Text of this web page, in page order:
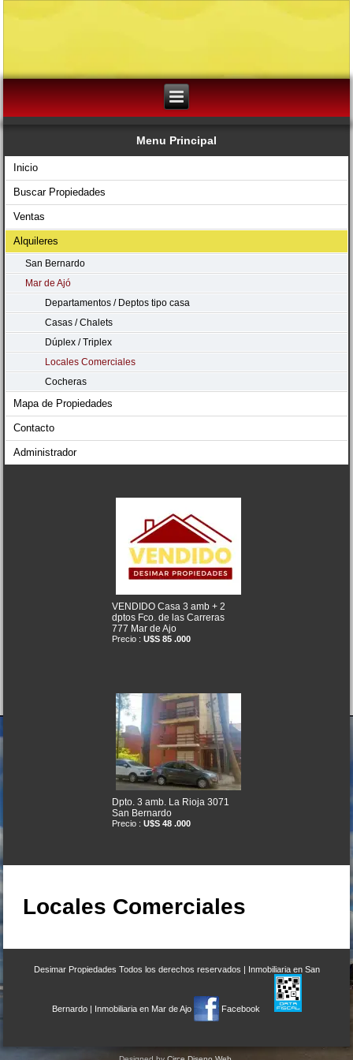
Menu Principal
Inicio
Buscar Propiedades
Ventas
Alquileres
San Bernardo
Mar de Ajó
Departamentos / Deptos tipo casa
Casas / Chalets
Dúplex / Triplex
Locales Comerciales
Cocheras
Mapa de Propiedades
Contacto
Administrador
VENDIDO Casa 3 amb + 2
dptos Fco. de las Carreras
777 Mar de Ajo
Precio : U$S 85 .000
Dpto. 3 amb. La Rioja 3071
San Bernardo
Precio : U$S 48 .000
Complejo dptos. J.V.Gonzalez
12 San Bernardo
U$S 185 .000
Locales Comerciales
Desimar Propiedades Todos los derechos reservados | Inmobiliaria en San
Bernardo| Inmobiliaria en Mar de Ajo Facebook